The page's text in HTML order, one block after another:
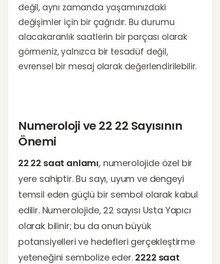
değil, aynı zamanda yaşamınızdaki
değişimler için bir çağrıdır. Bu durumu
alacakaranlık saatlerin bir parçası olarak
görmeniz, yalnızca bir tesadüf değil,
evrensel bir mesaj olarak değerlendirilebilir.
Numeroloji ve 22 22 Sayısının
Önemi
22 22 saat anlamı, numerolojide özel bir
yere sahiptir. Bu sayı, uyum ve dengeyi
temsil eden güçlü bir sembol olarak kabul
edilir. Numerolojide, 22 sayısı Usta Yapıcı
olarak bilinir; bu da onun büyük
potansiyelleri ve hedefleri gerçekleştirme
yeteneğini sembolize eder. 2222 saat